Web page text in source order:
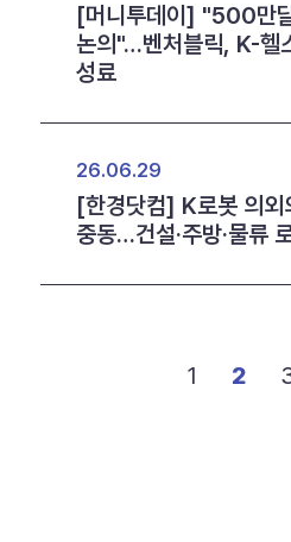
[머니투데이] "500만
논의"…벤처블릭, K-헬
성료
26.06.29
[한경닷컴] K로봇 의외
중동…건설·주방·물류
1 2